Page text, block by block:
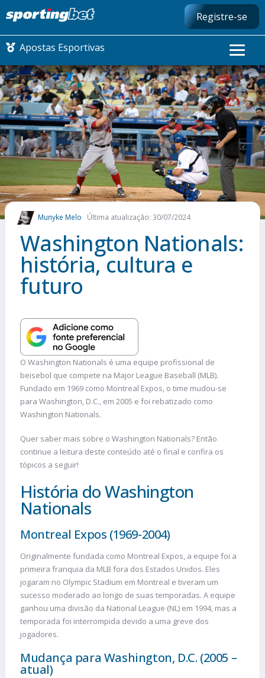
Registre-se
Apostas Esportivas
CONMEBOL LIBERTADORES
FUTEBOL NACIONAL
FUTEBOL INTERNACIONAL
COMO APOSTAR
MAIS ESPORTES
Munyke Melo Última atualização: 30/07/2024
Washington Nationals:
história, cultura e
futuro
O Washington Nationals é uma equipe profissional de
beisebol que compete na Major League Baseball (MLB).
Fundado em 1969 como Montreal Expos, o time mudou-se
para Washington, D.C., em 2005 e foi rebatizado como
Washington Nationals.
Quer saber mais sobre o Washington Nationals? Então
continue a leitura deste conteúdo até o final e confira os
tópicos a seguir!
História do Washington
Nationals
Montreal Expos (1969-2004)
Originalmente fundada como Montreal Expos, a equipe foi a
primeira franquia da MLB fora dos Estados Unidos. Eles
jogaram no Olympic Stadium em Montreal e tiveram um
sucesso moderado ao longo de suas temporadas. A equipe
ganhou uma divisão da National League (NL) em 1994, mas a
temporada foi interrompida devido a uma greve dos
jogadores.
Mudança para Washington, D.C. (2005 –
atual)